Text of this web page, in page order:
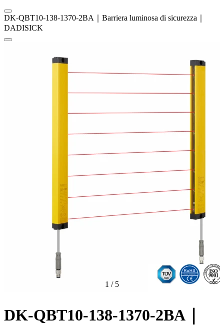
DK-QBT10-138-1370-2BA｜Barriera luminosa di sicurezza｜
DADISICK
1 / 5
DK-QBT10-138-1370-2BA｜